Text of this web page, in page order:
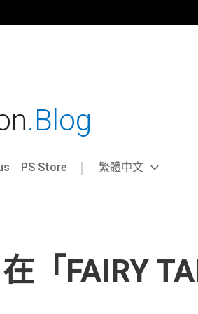
.Blog
PS Store
Select
Current
繁體中文
「FAIRY